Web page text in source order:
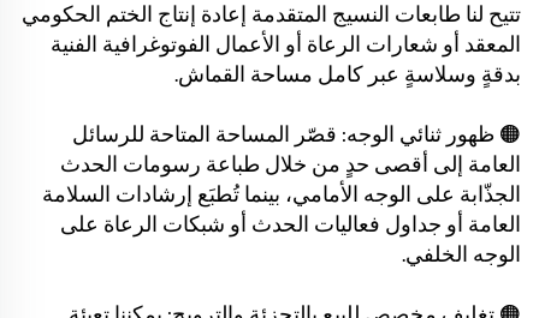
تتيح لنا طابعات النسيج المتقدمة إعادة إنتاج الختم الحكومي
المعقد أو شعارات الرعاة أو الأعمال الفوتوغرافية الفنية
بدقةٍ وسلاسةٍ عبر كامل مساحة القماش.
🟠 ظهور ثنائي الوجه: قصّر المساحة المتاحة للرسائل
العامة إلى أقصى حدٍ من خلال طباعة رسومات الحدث
الجذّابة على الوجه الأمامي، بينما تُطبَع إرشادات السلامة
العامة أو جداول فعاليات الحدث أو شبكات الرعاة على
الوجه الخلفي.